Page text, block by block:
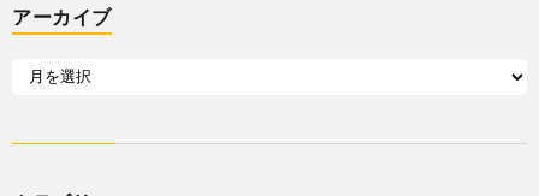
アーカイブ